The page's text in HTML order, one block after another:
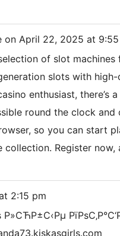
on April 22, 2025 at
of slot
slots with
enthusiast, there’s
round the clock and
so you can start
Register
2:15 pm